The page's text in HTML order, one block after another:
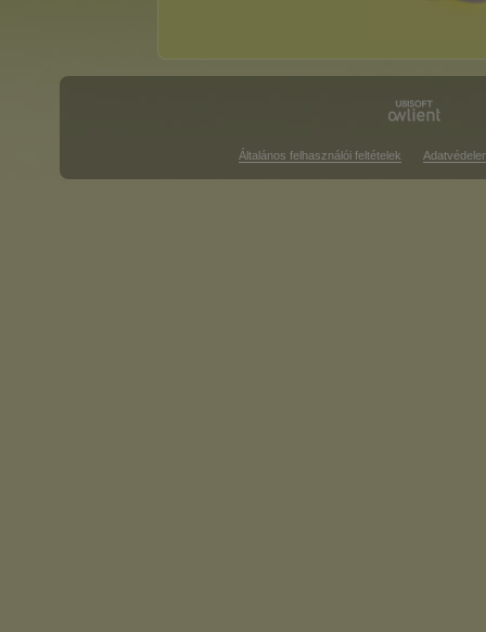
Általános felhasználói feltételek